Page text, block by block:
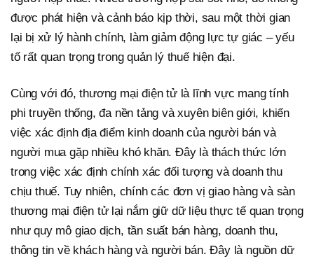
được phát hiện và cảnh báo kịp thời, sau một thời gian
lại bị xử lý hành chính, làm giảm động lực tự giác – yếu
tố rất quan trọng trong quản lý thuế hiện đại.
Cùng với đó, thương mại điện tử là lĩnh vực mang tính
phi truyền thống, đa nền tảng và xuyên biên giới, khiến
việc xác định địa điểm kinh doanh của người bán và
người mua gặp nhiều khó khăn. Đây là thách thức lớn
trong việc xác định chính xác đối tượng và doanh thu
chịu thuế. Tuy nhiên, chính các đơn vị giao hàng và sàn
thương mại điện tử lại nắm giữ dữ liệu thực tế quan trọng
như quy mô giao dịch, tần suất bán hàng, doanh thu,
thông tin về khách hàng và người bán. Đây là nguồn dữ